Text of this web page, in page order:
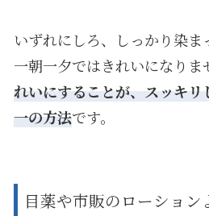
いずれにしろ、しっかり染
一朝一夕ではきれいになりま
れいにすることが、スッキ
一の方法です。
目薬や市販のローショ